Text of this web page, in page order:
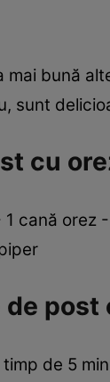
bună
sunt
cu
cană
de 5